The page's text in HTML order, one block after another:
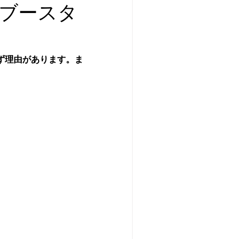
ースタ
理由があります。ま